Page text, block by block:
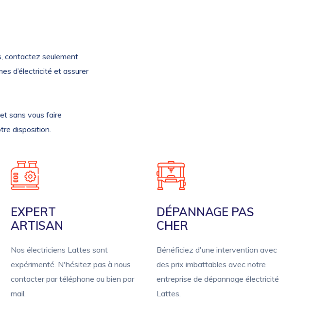
contactez seulement
d’électricité et assurer
sans vous faire
disposition.
EXPERT
ARTISAN
Nos électriciens Lattes sont
expérimenté. N'hésitez pas à nous
contacter par téléphone ou bien par
mail.
DÉPANNAGE PAS
CHER
Bénéficiez d'une intervention avec
des prix imbattables avec notre
entreprise de dépannage électricité
Lattes.